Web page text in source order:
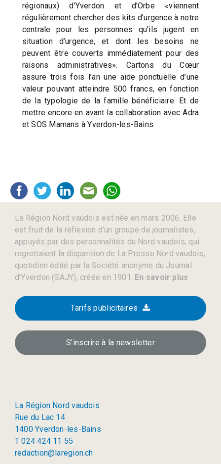
régionaux) d’Yverdon et d’Orbe «viennent
régulièrement chercher des kits d’urgence à notre
centrale pour les personnes qu’ils jugent en
situation d’urgence, et dont les besoins ne
peuvent être couverts immédiatement pour des
raisons administratives». Cartons du Cœur
assure trois fois l’an une aide ponctuelle d’une
valeur pouvant atteindre 500 francs, en fonction
de la typologie de la famille bénéficiaire. Et de
mettre encore en avant la collaboration avec Adra
et SOS Mamans à Yverdon-les-Bains.
La Région Nord vaudois est née en mars 2006. Elle
est fruit de la réflexion d’un groupe de journalistes,
appuyés par des personnalités du Nord vaudois, qui
regrettaient la disparition de La Presse Nord vaudois,
quotidien édité par la Société anonyme du Journal
d’Yverdon (SAJY), créée en 1901. En savoir plus
Tarifs publicitaires
S’inscrire à la newsletter
La Région Nord vaudois
Rue du Lac 14
1400 Yverdon-les-Bains
T 024 424 11 55
redaction@laregion.ch